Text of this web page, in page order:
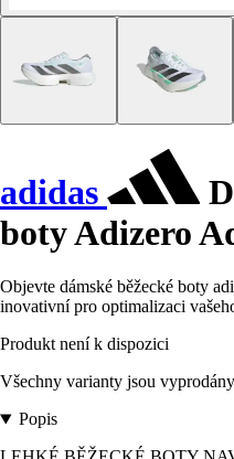
adidas
boty Adizero
Objevte dámské běžecké boty
inovativní pro optimalizaci
Produkt není k dispozici
Všechny varianty jsou vyprodány
Popis